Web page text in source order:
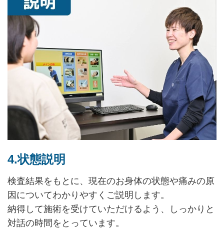
4.状態説明
検査結果をもとに、現在のお身体の状態や痛みの原
因についてわかりやすくご説明します。
納得して施術を受けていただけるよう、しっかりと
対話の時間をとっています。